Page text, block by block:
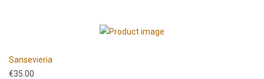
Sansevieria
€35.00